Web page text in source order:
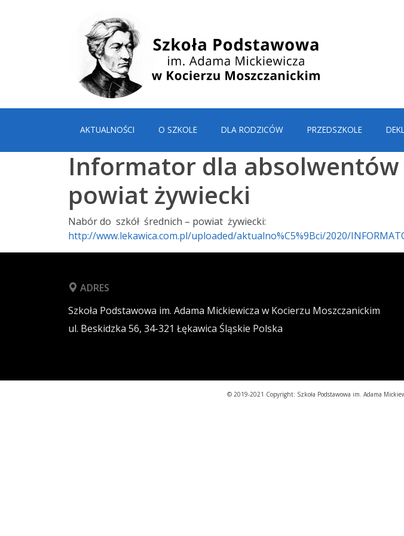
AKTUALNOŚCI O SZKOLE DLA RODZICÓW PRZEDSZKOLE
Informator dla absolwentów
powiat żywiecki
Nabór do szkół średnich – powiat żywiecki:
http://www.lekawica.com.pl/uploaded/aktualno%C5%9Bci/2020/
ADRES
Szkoła Podstawowa im. Adama Mickiewicza w Kocierzu Moszczanickim
ul. Beskidzka 56, 34-321 Łękawica Śląskie Polska
© 2019-2021 Copyright: Szkoła Podstawowa im. Adama